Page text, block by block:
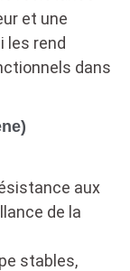
et une
les rend
dans
aux
de la
stables,